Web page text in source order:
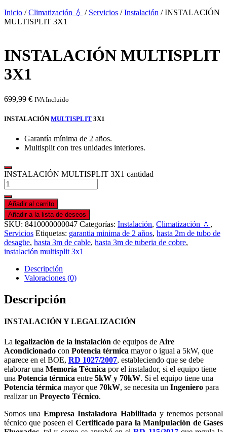
Inicio /Climatización 💧 / Servicios /Instalación / INSTALACIÓN
MULTISPLIT 3X1
INSTALACIÓN MULTISPLIT
3X1
699,99 € IVA Incluido
INSTALACIÓNMULTISPLIT 3X1
Garantía mínima de 2 años.
Multisplit con tres unidades interiores.
INSTALACIÓN MULTISPLIT 3X1 cantidad
Añadir al carrito
Añadir a la lista de deseos
SKU: 8410000000047 Categorías: Instalación, Climatización 💧 ,
Servicios Etiquetas: garantia minima de 2 años, hasta 2m de tubo de
desagüe, hasta 3m de cable, hasta 3m de tuberia de cobre,
instalación multisplit 3x1
Descripción
Valoraciones (0)
Descripción
INSTALACIÓN Y LEGALIZACIÓN
La legalización de la instalación de equipos de Aire
Acondicionado con Potencia térmica mayor o igual a 5kW, que
aparece en el BOE, RD 1027/2007, estableciendo que se debe
elaborar una Memoria Técnica por el instalador, si el equipo tiene
una Potencia térmica entre 5kW y 70kW. Si el equipo tiene una
Potencia térmica mayor que 70kW, se necesita un Ingeniero para
realizar un Proyecto Técnico.
Somos unaEmpresa Instaladora Habilitada y tenemos personal
técnico que poseen el Certificado para la Manipulación de Gases